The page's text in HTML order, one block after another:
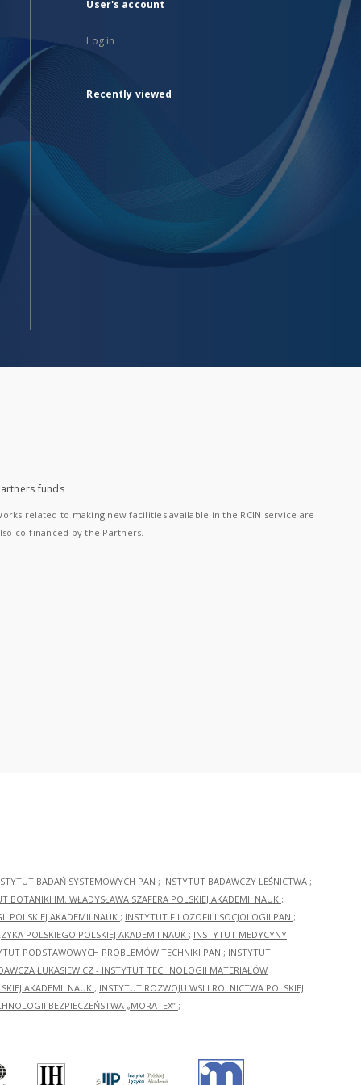
User's account
Log in
Recently viewed
funds
related to making new facilities available in the RCIN service are
co-financed by the Partners.
BADAŃ SYSTEMOWYCH PAN ; INSTYTUT BADAWCZY LEŚNICTWA ;
BOTANIKI IM. WŁADYSŁAWA SZAFERA POLSKIEJ AKADEMII NAUK ;
POLSKIEJ AKADEMII NAUK ; INSTYTUT FILOZOFII I SOCJOLOGII PAN ;
POLSKIEGO POLSKIEJ AKADEMII NAUK ; INSTYTUT MEDYCYNY
PODSTAWOWYCH PROBLEMÓW TECHNIKI PAN ; INSTYTUT
ŁUKASIEWICZ - INSTYTUT TECHNOLOGII MATERIAŁÓW
AKADEMII NAUK ; INSTYTUT ROZWOJU WSI I ROLNICTWA POLSKIEJ
BEZPIECZEŃSTWA „MORATEX” ;